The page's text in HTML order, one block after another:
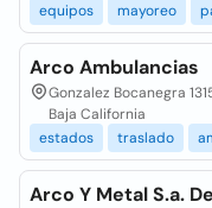
equipos
mayoreo
Arco Ambulancias
Gonzalez Bocanegra
Baja California
estados
traslado
Arco Y Metal S.a.